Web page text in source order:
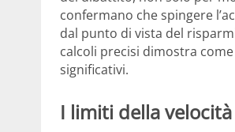
confermano che spingere
dal punto di vista del
calcoli precisi dimostra
significativi.
I limiti della